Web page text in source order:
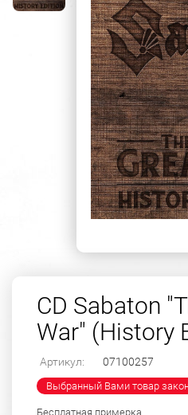
CD Sabaton
War" (History
Артикул: 07100257
Выбранный Вами товар
Бесплатная примерка